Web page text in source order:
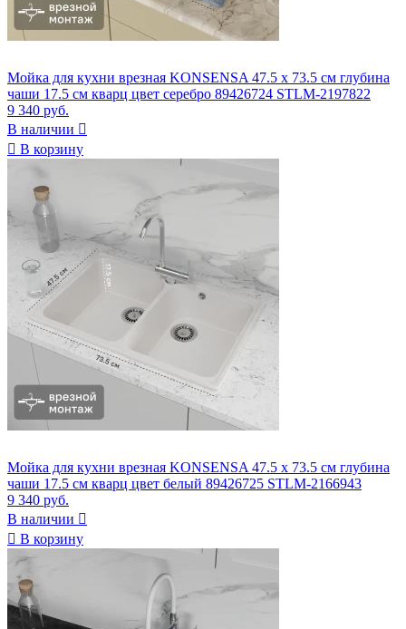
Мойка для кухни врезная KONSENSA 47.5 x 73.5 см глубина
чаши 17.5 см кварц цвет серебро 89426724 STLM-2197822
9 340 руб.
В наличии 
 В корзину
Мойка для кухни врезная KONSENSA 47.5 x 73.5 см глубина
чаши 17.5 см кварц цвет белый 89426725 STLM-2166943
9 340 руб.
В наличии 
 В корзину